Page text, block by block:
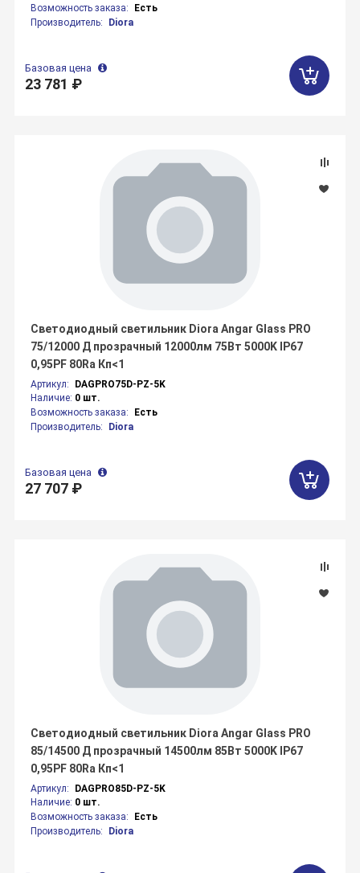
Возможность заказа:
Есть
Производитель:
Diora
Базовая цена
23 781 ₽
Артикул:
DAGPRO75D-PZ-5K
Наличие: 0 шт.
Возможность заказа:
Есть
Производитель:
Diora
Светодиодный светильник Diora Angar Glass PRO
75/12000 Д прозрачный 12000лм 75Вт 5000K IP67
0,95PF 80Ra Кп<1
Базовая цена
27 707 ₽
Артикул:
DAGPRO85D-PZ-5K
Наличие: 0 шт.
Возможность заказа:
Есть
Производитель:
Diora
Светодиодный светильник Diora Angar Glass PRO
85/14500 Д прозрачный 14500лм 85Вт 5000K IP67
0,95PF 80Ra Кп<1